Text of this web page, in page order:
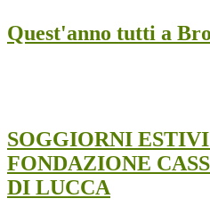
Quest'anno tutti a
SOGGIORNI
FONDAZIONE
DI LUCCA